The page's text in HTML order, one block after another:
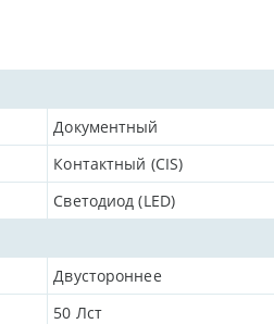
Документный
Контактный (CIS)
Светодиод (LED)
Двустороннее
50 Лст